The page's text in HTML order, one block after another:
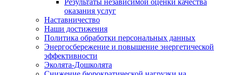
Результаты независимой оценки качества
оказания услуг
Наставничество
Наши достижения
Политика обработки персональных данных
Энергосбережение и повышение энергетической
эффективности
Эколята-Дошколята